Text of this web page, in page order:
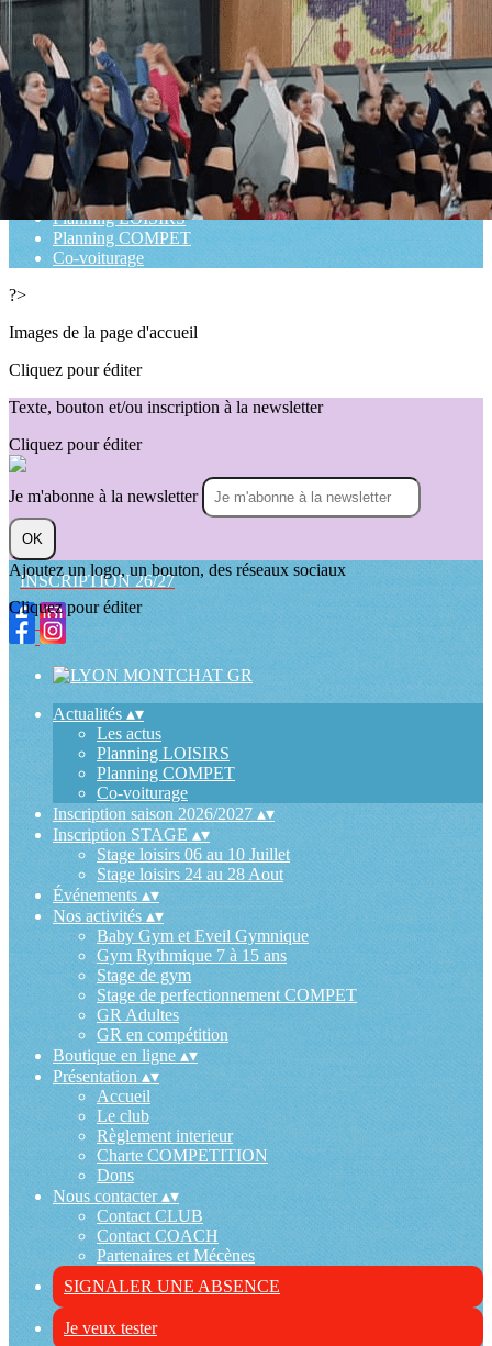
Exporter les lignes sélectionnées
Exporter toutes les colonnes
Exporter uniquement les colonnes affichées
Menu
<
Les actus
Planning LOISIRS
Planning COMPET
Co-voiturage
?>
Images de la page d'accueil
Cliquez pour éditer
Texte, bouton et/ou inscription à la newsletter
Cliquez pour éditer
Je m'abonne à la newsletter
OK
INSCRIPTION 26/27
Ajoutez un logo, un bouton, des réseaux sociaux
Cliquez pour éditer
Actualités ▴▾
Les actus
Planning LOISIRS
Planning COMPET
Co-voiturage
Inscription saison 2026/2027▴▾
Inscription STAGE▴▾
Stage loisirs 06 au 10 Juillet
Stage loisirs 24 au 28 Aout
Événements▴▾
Nos activités▴▾
Baby Gym et Eveil Gymnique
Gym Rythmique 7 à 15 ans
Stage de gym
Stage de perfectionnement COMPET
GR Adultes
GR en compétition
Boutique en ligne ▴▾
Présentation▴▾
Accueil
Le club
Règlement interieur
Charte COMPETITION
Dons
Nous contacter▴▾
Contact CLUB
Contact COACH
Partenaires et Mécènes
SIGNALER UNE ABSENCE
Je veux tester